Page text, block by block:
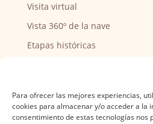
Para ofrecer las mejores experiencias,
cookies para almacenar y/o acceder a la
consentimiento de estas tecnologías
Visita virtual
Vista 360º de la nave
Etapas históricas
CENTRO SOCIAL